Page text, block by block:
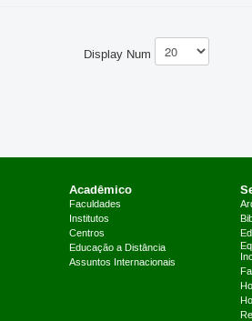
Display Num
Acadêmico
Faculdades
Institutos
Centros
Educação a Distância
Assuntos Internacionais